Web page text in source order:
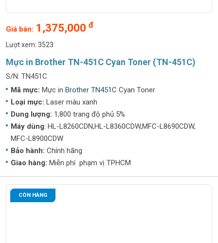
Mực in Brother TN-451C Cyan Toner (TN-451C)
S/N: TN451C
Mã mực: Mực in Brother TN451C Cyan Toner
Loại mực: Laser màu xanh
Dung lượng: 1,800 trang độ phủ 5%
Máy dùng: HL-L8260CDN,HL-L8360CDW,MFC-L8690CDW,
MFC-L8900CDW
Bảo hành: Chính hãng
Giao hàng: Miễn phí phạm vị TPHCM
Giá bán: 1,375,000 đ
Lượt xem: 3523
CÒN HÀNG